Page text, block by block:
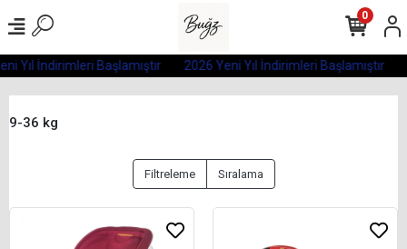
Yıl İndirimleri Başlamıştır 2026 Yeni Yıl İndirimleri Başlamıştır
0
9-36 kg
Filtreleme Sıralama